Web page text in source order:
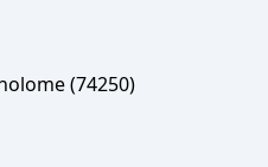
(74250)